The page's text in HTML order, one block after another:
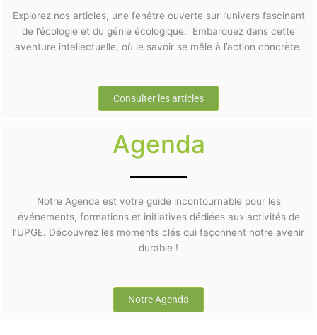
Explorez nos articles, une fenêtre ouverte sur l’univers fascinant
de l’écologie et du génie écologique. Embarquez dans cette
aventure intellectuelle, où le savoir se mêle à l’action concrète.
Consulter les articles
Agenda
Notre Agenda est votre guide incontournable pour les
événements, formations et initiatives dédiées aux activités de
l’UPGE. Découvrez les moments clés qui façonnent notre avenir
durable !
Notre Agenda